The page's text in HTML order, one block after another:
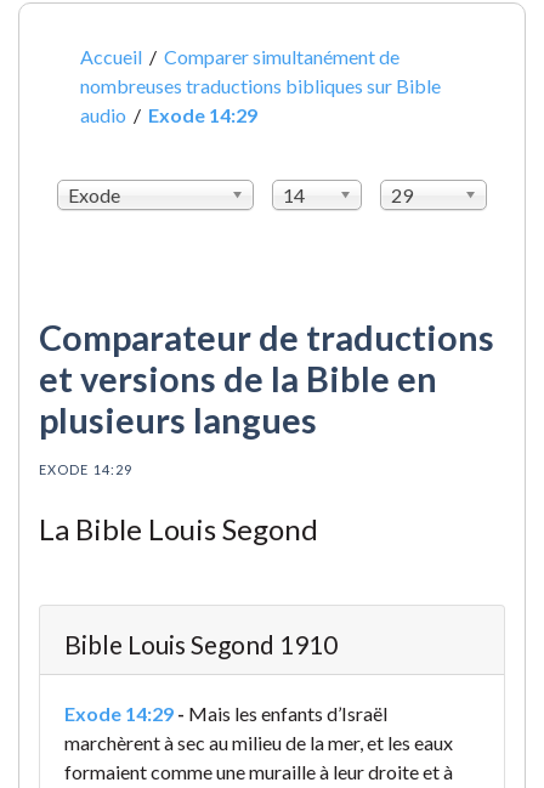
Accueil /Comparer simultanément de
nombreuses traductions bibliques sur Bible
audio / Exode 14:29
Exode 14 29
Comparateur de traductions
et versions de la Bible en
plusieurs langues
EXODE 14:29
La Bible Louis Segond
Bible Louis Segond 1910
Exode 14:29 - Mais les enfants d’Israël
marchèrent à sec au milieu de la mer, et les eaux
formaient comme une muraille à leur droite et à